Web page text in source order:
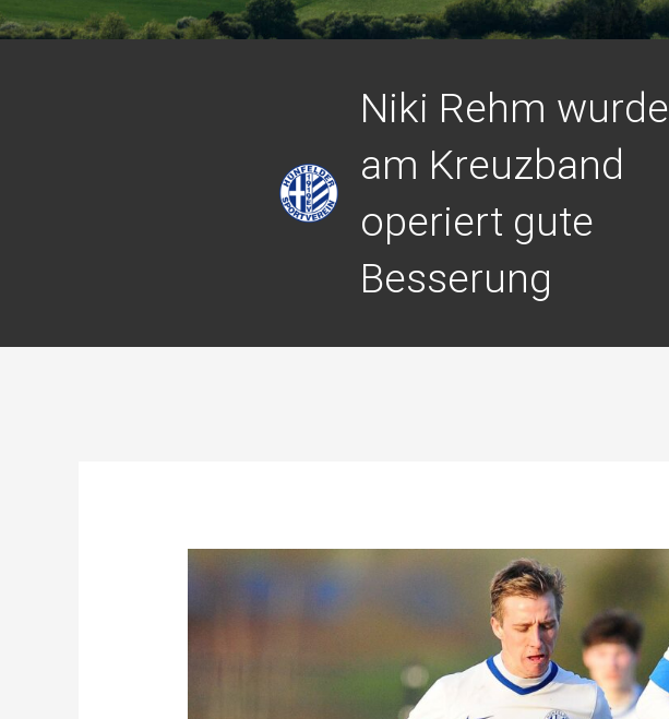
Niki Rehm wurde
am Kreuzband
operiert gute
Besserung